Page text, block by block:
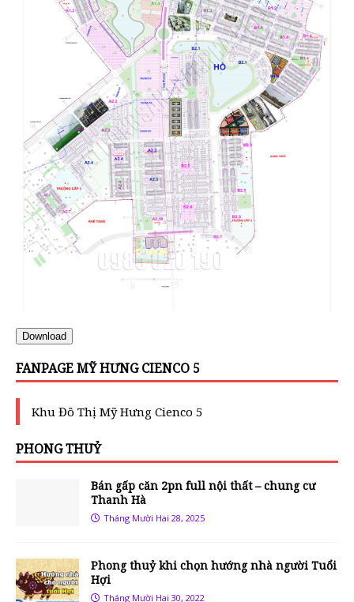
Download
FANPAGE MỸ HƯNG CIENCO 5
Khu Đô Thị Mỹ Hưng Cienco 5
PHONG THUỶ
Bán gấp căn 2pn full nội thất – chung cư
Thanh Hà
Tháng Mười Hai 28, 2025
Phong thuỷ khi chọn hướng nhà người Tuổi
Hợi
Tháng Mười Hai 30, 2022